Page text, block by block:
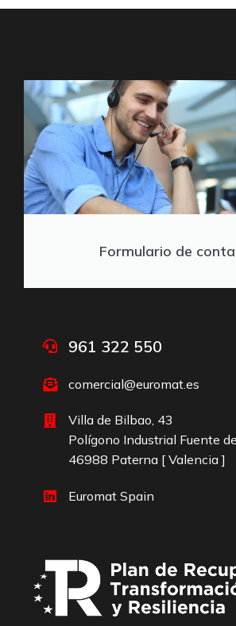
Formulario de
961 322 550
comercial@euromat.es
Villa de Bilbao, 43
Polígono Industrial Fuente
46988 Paterna [ Valencia ]
Euromat Spain